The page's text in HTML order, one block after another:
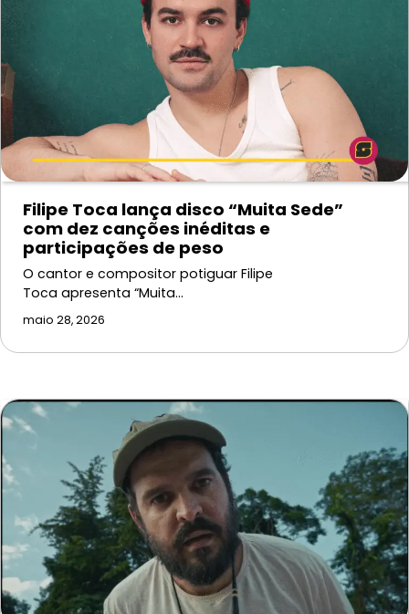
Filipe Toca lança disco “Muita Sede”
com dez canções inéditas e
participações de peso
O cantor e compositor potiguar Filipe
Toca apresenta “Muita…
maio 28, 2026